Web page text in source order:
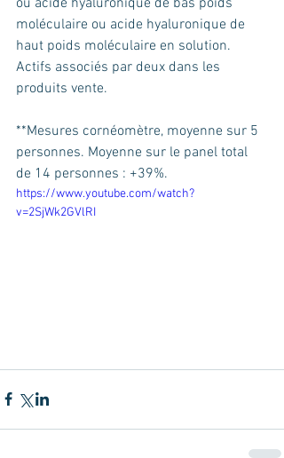
moléculaire ou acide hyaluronique de
haut poids moléculaire en solution.
Actifs associés par deux dans les
produits vente.
**Mesures cornéomètre, moyenne sur 5
personnes. Moyenne sur le panel total
de 14 personnes : +39%.
https://www.youtube.com/watch?
v=2SjWk2GVlRI